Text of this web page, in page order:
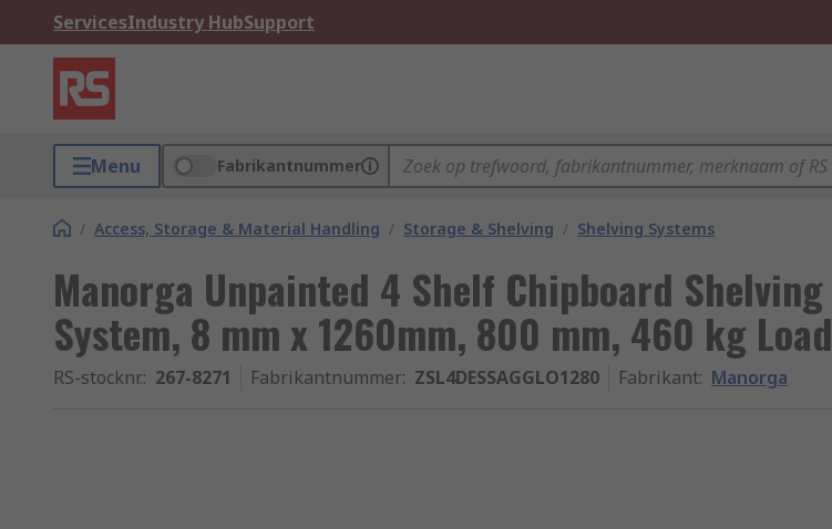
ServicesIndustry HubSupport
Menu Fabrikantnummer
/ Access, Storage & Material Handling / Storage & Shelving / Shelving Systems
Manorga Unpainted 4 Shelf Chipboard Shelving
System, 8 mm x 1260mm, 800 mm, 460 kg Load
RS-stocknr.: 267-8271 Fabrikantnummer: ZSL4DESSAGGLO1280 Fabrikant: Manorga